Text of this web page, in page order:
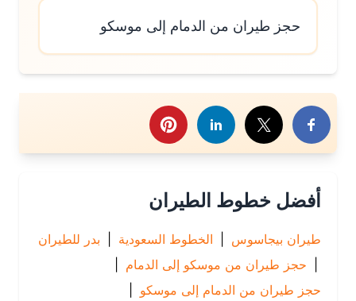
حجز طيران من الدمام إلى موسكو
هذا الموضوع
أفضل خطوط الطيران
طيران بيجاسوس | الخطوط السعودية | بدر للطيران
حجز طيران من موسكو إلى الدمام
|
حجز طيران من الدمام إلى موسكو |